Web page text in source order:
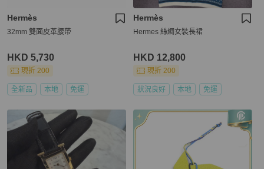
Hermès
32mm 雙面皮革腰帶
HKD 5,730
現折 200
全新品 本地 免運
Hermès
Hermes 絲綢女裝長裙
HKD 12,800
現折 200
狀況良好 本地 免運